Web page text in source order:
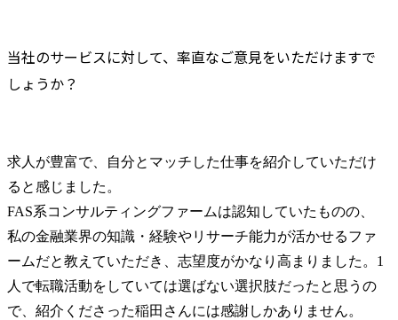
当社のサービスに対して、率直なご意見をいただけますで
しょうか？
求人が豊富で、自分とマッチした仕事を紹介していただけ
ると感じました。
FAS系コンサルティングファームは認知していたものの、
私の金融業界の知識・経験やリサーチ能力が活かせるファ
ームだと教えていただき、志望度がかなり高まりました。1
人で転職活動をしていては選ばない選択肢だったと思うの
で、紹介くださった稲田さんには感謝しかありません。